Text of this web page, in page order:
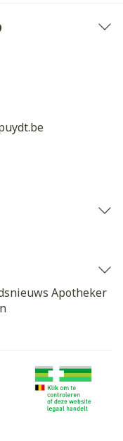
Apotheker